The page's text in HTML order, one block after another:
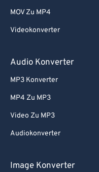
MOV Zu MP4
Videokonverter
Audio Konverter
MP3 Konverter
MP4 Zu MP3
Video Zu MP3
Audiokonverter
Image Konverter